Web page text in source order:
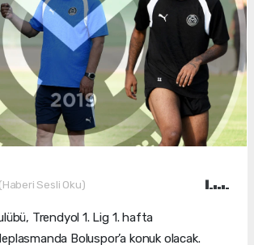
(Haberi Sesli Oku)
Trendyol 1. Lig 1. hafta
Boluspor’a konuk olacak.